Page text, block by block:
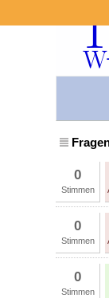
0
Stimmen
0
Stimmen
0
Stimmen